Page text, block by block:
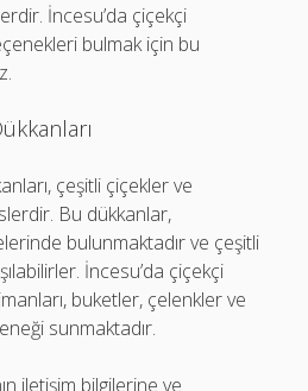
Hilesi
Sorunu
İncesu’da çiçekçi
bulmak için bu
çeşitli çiçekler ve
Bu dükkanlar,
bulunmaktadır ve çeşitli
İncesu’da çiçekçi
buketler, çelenkler ve
sunmaktadır.
iletişim bilgilerine ve